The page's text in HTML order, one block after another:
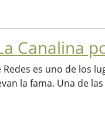
Canalina
Redes es uno de los
la fama. Una de